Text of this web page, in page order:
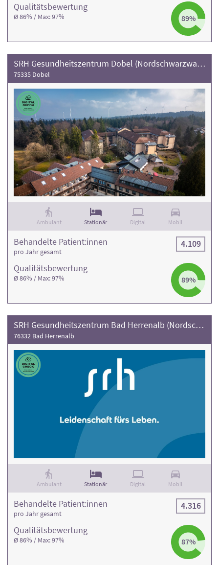
Qualitäts­bewertung
Ø 86% / Max: 97% 89%
SRH Gesundheitszentrum Dobel (Nordschwarzwald)
75335 Dobel
Ambulant Stationär Digital Mobil
Qualitäts­bewertung
Ø 86% / Max: 97% 89%
Behandelte Patient:innen
pro Jahr gesamt
4.109
SRH Gesundheitszentrum Bad Herrenalb (Nordschwarzwald)
76332 Bad Herrenalb
Ambulant Stationär Digital Mobil
Qualitäts­bewertung
Ø 86% / Max: 97% 87%
Behandelte Patient:innen
pro Jahr gesamt
4.316